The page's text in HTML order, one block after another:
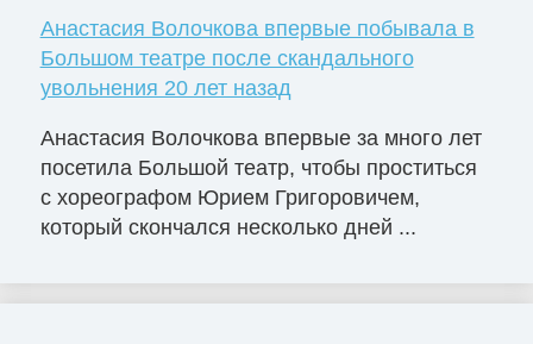
Анастасия Волочкова впервые побывала в
Большом театре после скандального
увольнения 20 лет назад
Анастасия Волочкова впервые за много лет
посетила Большой театр, чтобы проститься
с хореографом Юрием Григоровичем,
который скончался несколько дней ...